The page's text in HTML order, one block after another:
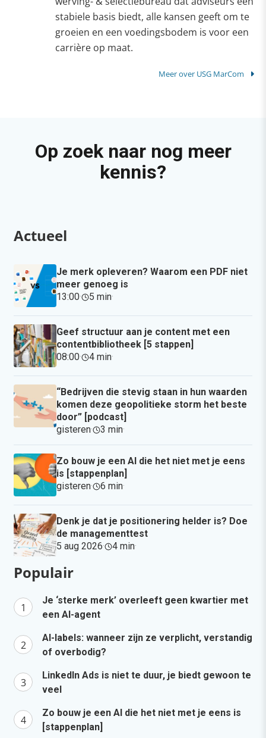
stabiele basis biedt, alle kansen geeft om te
groeien en een voedingsbodem is voor een
carrière op maat.
Meer over USG MarCom
Op zoek naar nog meer
kennis?
Actueel
Je merk opleveren? Waarom een PDF niet
meer genoeg is
13:00· 5 min·
Geef structuur aan je content met een
contentbibliotheek [5 stappen]
08:00· 4 min·
“Bedrijven die stevig staan in hun waarden
komen deze geopolitieke storm het beste
door” [podcast]
gisteren· 3 min·
Zo bouw je een AI die het niet met je eens
is [stappenplan]
gisteren· 6 min·
Denk je dat je positionering helder is? Doe
de managementtest
5 aug 2026· 4 min·
Populair
Je ‘sterke merk’ overleeft geen kwartier met
een AI-agent
AI-labels: wanneer zijn ze verplicht, verstandig
of overbodig?
LinkedIn Ads is niet te duur, je biedt gewoon te
veel
Zo bouw je een AI die het niet met je eens is
[stappenplan]